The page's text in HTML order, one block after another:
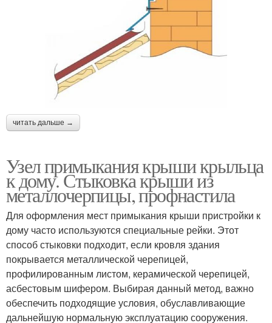
читать дальше →
Узел примыкания крыши крыльца
к дому. Стыковка крыши из
металлочерпицы, профнастила
Для оформления мест примыкания крыши пристройки к
дому часто используются специальные рейки. Этот
способ стыковки подходит, если кровля здания
покрывается металлической черепицей,
профилированным листом, керамической черепицей,
асбестовым шифером. Выбирая данный метод, важно
обеспечить подходящие условия, обуславливающие
дальнейшую нормальную эксплуатацию сооружения.